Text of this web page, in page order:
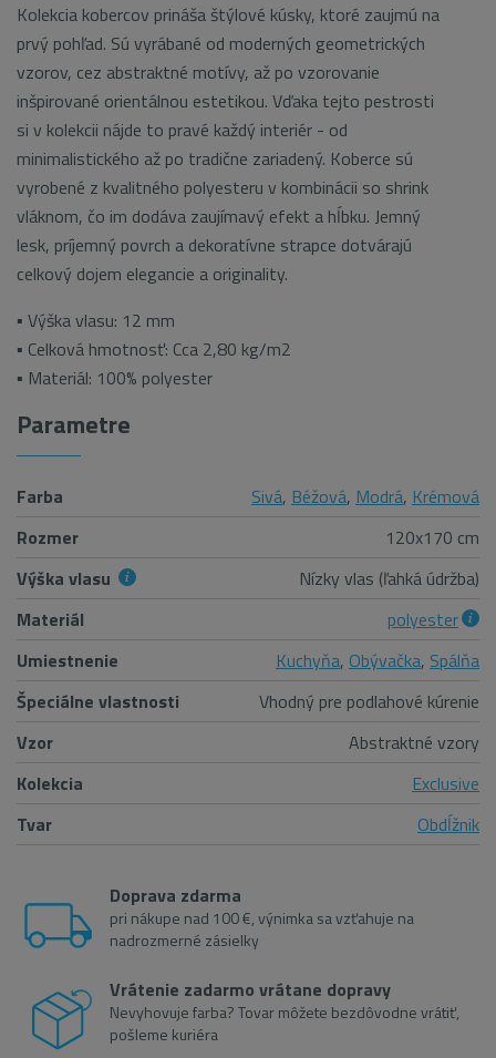
Kolekcia kobercov prináša štýlové kúsky, ktoré zaujmú na
prvý pohľad. Sú vyrábané od moderných geometrických
vzorov, cez abstraktné motívy, až po vzorovanie
inšpirované orientálnou estetikou. Vďaka tejto pestrosti
si v kolekcii nájde to pravé každý interiér - od
minimalistického až po tradične zariadený. Koberce sú
vyrobené z kvalitného polyesteru v kombinácii so shrink
vláknom, čo im dodáva zaujímavý efekt a hĺbku. Jemný
lesk, príjemný povrch a dekoratívne strapce dotvárajú
celkový dojem elegancie a originality.
▪ Výška vlasu: 12 mm
▪ Celková hmotnosť: Cca 2,80 kg/m2
▪ Materiál: 100% polyester
Parametre
Farba Sivá, Béžová, Modrá, Krémová
Rozmer
120x170 cm
Výška vlasu
Nízky vlas (ľahká údržba)
Materiál
polyester
Umiestnenie
Kuchyňa, Obývačka, Spálňa
Špeciálne vlastnosti
Vhodný pre podlahové kúrenie
Vzor
Abstraktné vzory
Kolekcia
Exclusive
Tvar
Obdĺžnik
Doprava zdarma
pri nákupe nad 100 €, výnimka sa vzťahuje na
nadrozmerné zásielky
Vrátenie zadarmo vrátane dopravy
Nevyhovuje farba? Tovar môžete bezdôvodne vrátiť,
pošleme kuriéra